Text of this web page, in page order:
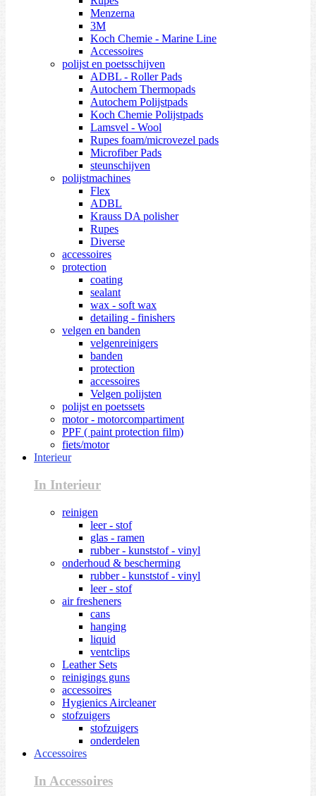
Menzerna
3M
Koch Chemie - Marine Line
Accessoires
polijst en poetsschijven
ADBL - Roller Pads
Autochem Thermopads
Autochem Polijstpads
Koch Chemie Polijstpads
Lamsvel - Wool
Rupes foam/microvezel pads
Microfiber Pads
steunschijven
polijstmachines
Flex
ADBL
Krauss DA polisher
Rupes
Diverse
accessoires
protection
coating
sealant
wax - soft wax
detailing - finishers
velgen en banden
velgenreinigers
banden
protection
accessoires
Velgen polijsten
polijst en poetssets
motor - motorcompartiment
PPF ( paint protection film)
fiets/motor
Interieur
In Interieur
reinigen
leer - stof
glas - ramen
rubber - kunststof - vinyl
onderhoud & bescherming
rubber - kunststof - vinyl
leer - stof
air fresheners
cans
hanging
liquid
ventclips
Leather Sets
reinigings guns
accessoires
Hygienics Aircleaner
stofzuigers
stofzuigers
onderdelen
Accessoires
In Accessoires